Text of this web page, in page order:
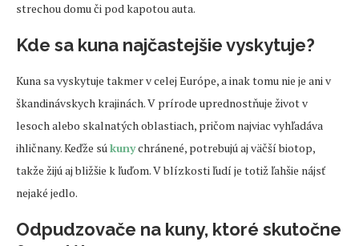
strechou domu či pod kapotou auta.
Kde sa kuna najčastejšie vyskytuje?
Kuna sa vyskytuje takmer v celej Európe, a inak tomu nie je ani v
škandinávskych krajinách. V prírode uprednostňuje život v
lesoch alebo skalnatých oblastiach, pričom najviac vyhľadáva
ihličnany. Keďže súkunychránené, potrebujú aj väčší biotop,
takže žijú aj bližšie k ľuďom. V blízkosti ľudí je totiž ľahšie nájsť
nejaké jedlo.
Odpudzovače na kuny, ktoré skutočne